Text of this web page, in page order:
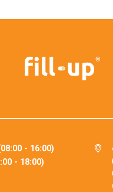
- 16:00)
- 18:00)